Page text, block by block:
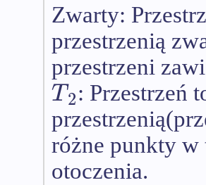
Zwarty:
przestrzenią
przestrzeni
T2: Przestrzeń
różne punkty w
otoczenia.